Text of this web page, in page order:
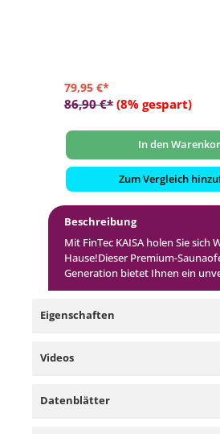
79,95 €*
86,90 €* (8% gespart)
In den
Zum Vergleich
Beschreibung
Mit FinTec KAISA holen Sie sich
Hause!Dieser Premium-
Generation bietet Ihnen ein
Eigenschaften
Videos
Datenblätter